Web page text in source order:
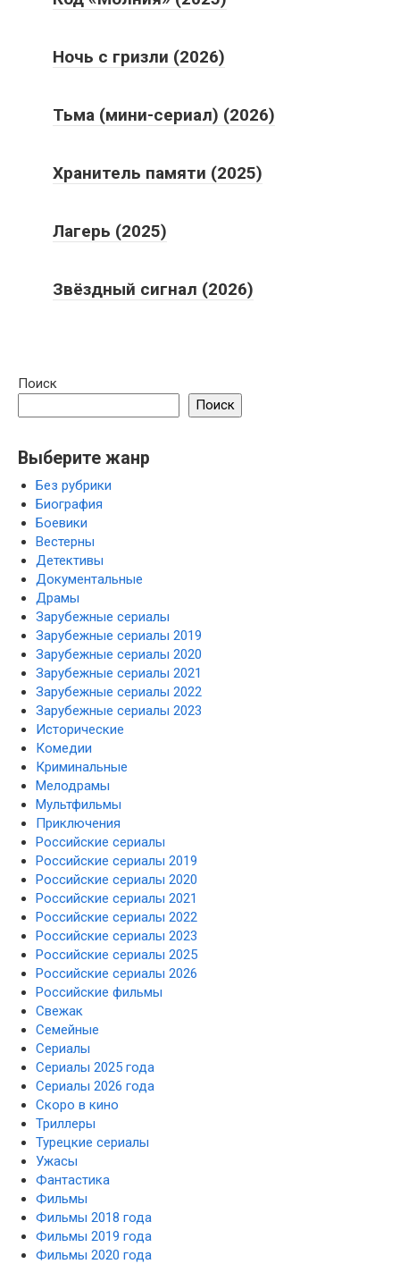
Ночь с гризли (2026)
Тьма (мини-сериал) (2026)
Хранитель памяти (2025)
Лагерь (2025)
Звёздный сигнал (2026)
Поиск
Поиск
Выберите жанр
Без рубрики
Биография
Боевики
Вестерны
Детективы
Документальные
Драмы
Зарубежные сериалы
Зарубежные сериалы 2019
Зарубежные сериалы 2020
Зарубежные сериалы 2021
Зарубежные сериалы 2022
Зарубежные сериалы 2023
Исторические
Комедии
Криминальные
Мелодрамы
Мультфильмы
Приключения
Российские сериалы
Российские сериалы 2019
Российские сериалы 2020
Российские сериалы 2021
Российские сериалы 2022
Российские сериалы 2023
Российские сериалы 2025
Российские сериалы 2026
Российские фильмы
Свежак
Семейные
Сериалы
Сериалы 2025 года
Сериалы 2026 года
Скоро в кино
Триллеры
Турецкие сериалы
Ужасы
Фантастика
Фильмы
Фильмы 2018 года
Фильмы 2019 года
Фильмы 2020 года